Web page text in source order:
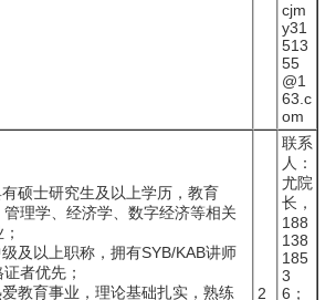
cjm
y31
513
55
@1
63.c
om
硕士研究生及以上学历，教育
管理学、经济学、数字经济等相关
及以上职称，拥有SYB/KAB讲师
证者优先；
教育事业，理论基础扎实，熟练
2
联系
人：
尤院
长，
188
138
185
3
6；